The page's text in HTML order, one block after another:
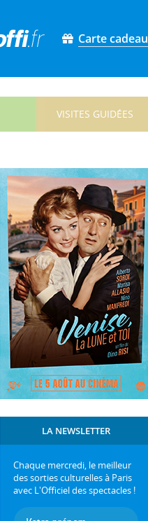
Carte cadeau
VISITES GUIDÉES
LA NEWSLETTER
Chaque mercredi, le meilleur
des sorties culturelles à Paris
avec L'Officiel des spectacles !